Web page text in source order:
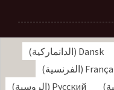
Dansk
(الدانماركية)
(الفرنسية)
)
Русский
(الروسية)